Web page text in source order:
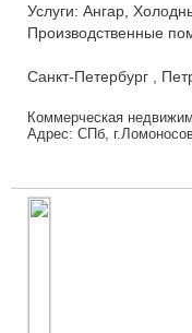
Услуги: Ангар,
Производственные
Санкт-Петербург ,
Коммерческая
Адрес: СПб,